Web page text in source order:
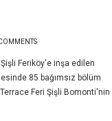
Feriköy'e inşa edilen
85 bağımsız bölüm
Feri Şişli Bomonti'nin